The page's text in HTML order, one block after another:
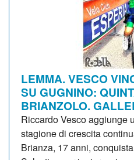
LEMMA. VESCO
SU GUGNINO:
BRIANZOLO.
Riccardo Vesco aggiunge
stagione di crescita
Brianza, 17 anni,